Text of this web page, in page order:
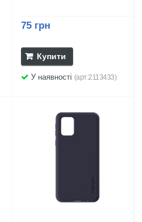
75 грн
Купити
У наявності (арт:2113433)